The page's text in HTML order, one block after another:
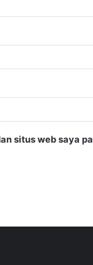
situs web saya